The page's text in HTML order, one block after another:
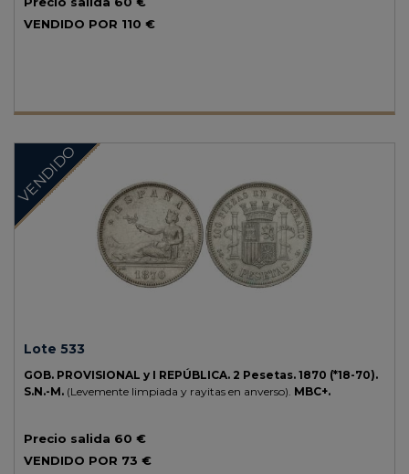
VENDIDO POR 110 €
VENDIDO
Lote 533
GOB. PROVISIONAL y I REPÚBLICA. 2 Pesetas. 1870 (*18-70).
S.N.-M. (Levemente limpiada y rayitas en anverso). MBC+.
Precio salida 60 €
VENDIDO POR 73 €